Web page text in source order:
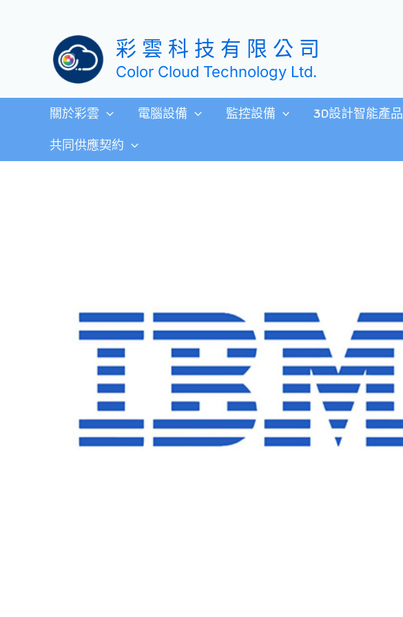
容
彩 雲 科 技 有 限 公 司
Color Cloud Technology Ltd.
關於彩雲 電腦設備 監控設備 3D設計智能產品
共同供應契約